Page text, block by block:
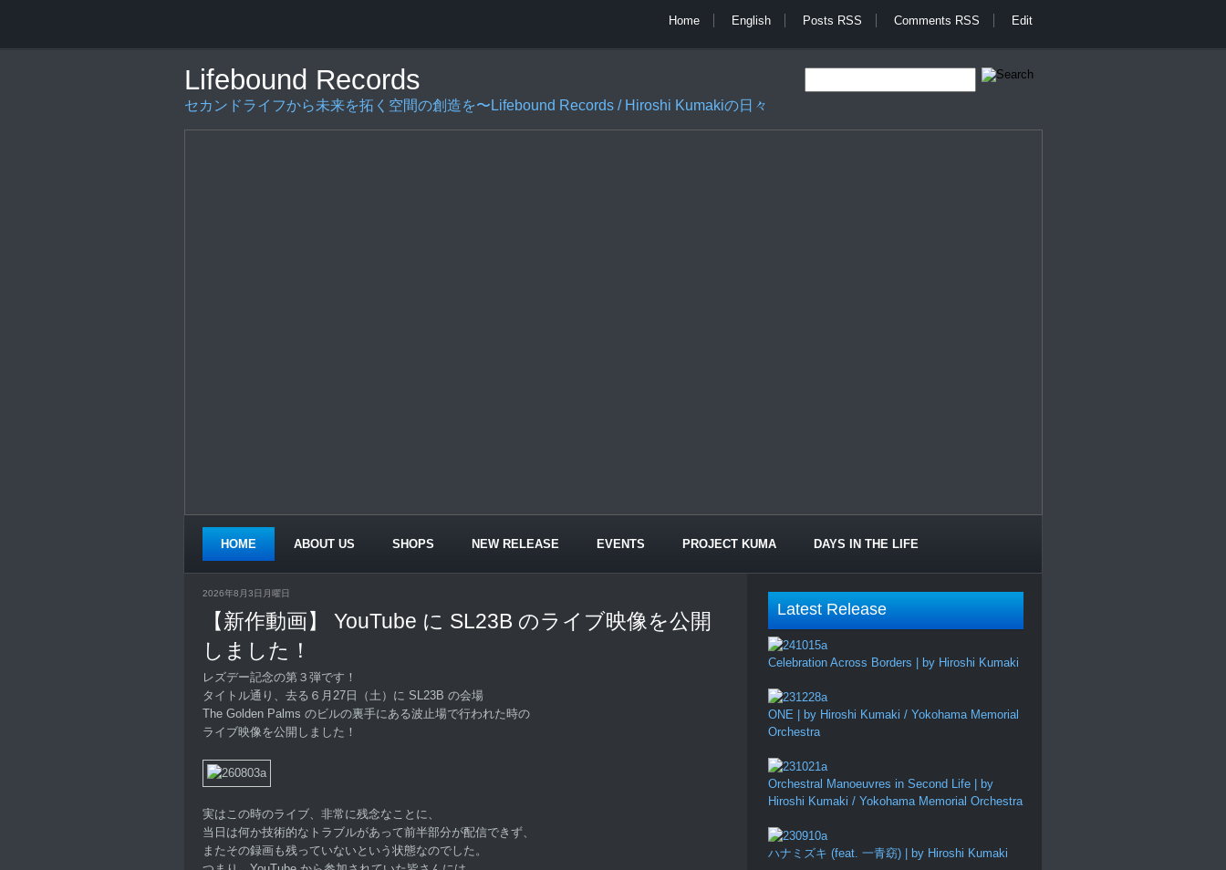
Home English Posts RSS Comments RSS Edit
Lifebound Records
セカンドライフから未来を拓く空間の創造を〜Lifebound Records / Hiroshi Kumakiの日々
HOME ABOUT US SHOPS NEW RELEASE EVENTS PROJECT KUMA DAYS IN THE LIFE
2026年8月3日月曜日
【新作動画】 YouTube に SL23B のライブ映像を公開
しました！
レズデー記念の第３弾です！
タイトル通り、去る６月27日（土）に SL23B の会場
The Golden Palms のビルの裏手にある波止場で行われた時の
ライブ映像を公開しました！
実はこの時のライブ、非常に残念なことに、
当日は何か技術的なトラブルがあって前半部分が配信できず、
またその録画も残っていないという状態なのでした。
Latest Release
Celebration Across Borders | by Hiroshi Kumaki
ONE | by Hiroshi Kumaki / Yokohama Memorial
Orchestra
Orchestral Manoeuvres in Second Life | by
Hiroshi Kumaki / Yokohama Memorial Orchestra
ハナミズキ (feat. 一青窈) | by Hiroshi Kumaki